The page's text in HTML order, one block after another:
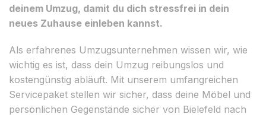
deinem Umzug, damit du dich stressfrei in dein
neues Zuhause einleben kannst.
Als erfahrenes Umzugsunternehmen wissen wir, wie
wichtig es ist, dass dein Umzug reibungslos und
kostengünstig abläuft. Mit unserem umfangreichen
Servicepaket stellen wir sicher, dass deine Möbel und
persönlichen Gegenstände sicher von Bielefeld nach